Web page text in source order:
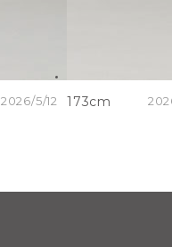
2026/5/12 173cm